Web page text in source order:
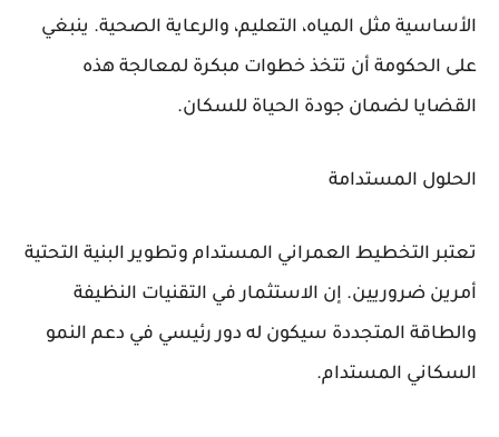
الأساسية مثل المياه، التعليم، والرعاية الصحية. ينبغي
على الحكومة أن تتخذ خطوات مبكرة لمعالجة هذه
القضايا لضمان جودة الحياة للسكان.
الحلول المستدامة
تعتبر التخطيط العمراني المستدام وتطوير البنية التحتية
أمرين ضروريين. إن الاستثمار في التقنيات النظيفة
والطاقة المتجددة سيكون له دور رئيسي في دعم النمو
السكاني المستدام.